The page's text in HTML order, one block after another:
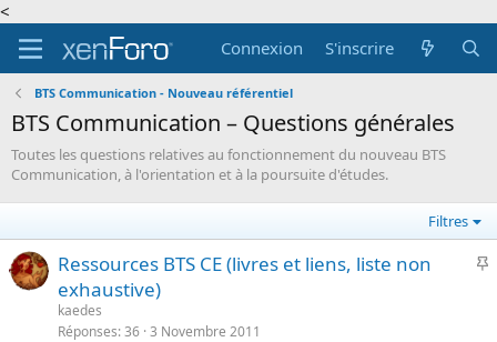
<
Connexion
S'inscrire
BTS Communication - Nouveau référentiel
BTS Communication – Questions générales
Toutes les questions relatives au fonctionnement du nouveau BTS
Communication, à l'orientation et à la poursuite d'études.
Filtres
I
Ressources BTS CE (livres et liens, liste non
exhaustive)
kaedes
Réponses 36 3 Novembre 2011